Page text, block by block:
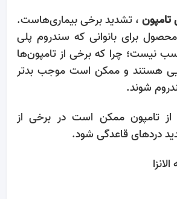
، تشدید برخی بیماری‌هاست.
برای بانوانی که سندروم پلی
کیستیک دارند مناسب نیست؛ چرا که برخی از تامپون‎‌ها
هستند و ممکن است موجب بدتر
شوند.
از تامپون ممکن است در برخی از
دردهای قاعدگی شود.